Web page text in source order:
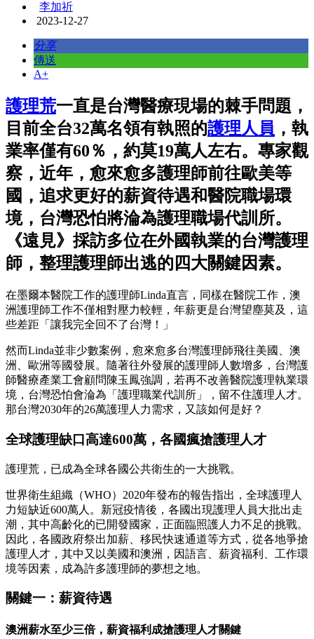
李加祈
2023-12-27
分享
傳送
A+
護理荒一直是台灣醫療現場的棘手問題，
目前全台32萬名領有執照的護理人員 ，執
業率僅有60％，約莫19萬人左右。專家觀
察，近年，愈來愈多護理師前往歐美等
國，追求更好的薪資待遇和醫院職場環
境，台灣恐怕將淪為護理職場代訓所。
《遠見》採訪多位在外國執業的台灣護理
師，整理護理師出逃的四大關鍵因素。
在墨爾本醫院工作的護理師Linda直言，同樣在醫院工作，澳
洲護理師工作不僅相對壓力較輕，年薪更是台灣望塵莫及，這
些差距「讓我完全回不了台灣！」
然而Linda並非少數案例，愈來愈多台灣護理師飛往美國、澳
洲、歐洲等國發展。隨著往外發展的護理師人數增多，台灣護
師醫療產業工會顧問陳玉鳳強調，若再不改善醫院護理執業環
境，台灣恐怕會淪為「護理職業代訓所」，留不住護理人才。
那台灣2030年的26萬護理人力需求，又該如何是好？
全球護理缺口高達600萬，各國瘋搶護理人才
護理荒，已成為全球各國公共衛生的一大挑戰。
世界衛生組織（WHO）2020年發布的報告指出，全球護理人
力短缺近600萬人。新冠疫情後，各國出現護理人員大批出走
潮，其中高齡化的已開發國家，正面臨照護人力不足的挑戰。
因此，各國政府祭出加薪、移民快速通道等方式，從各地爭搶
護理人才，其中又以美國和澳洲，因語言、薪資福利、工作環
境等因素，成為許多護理師的夢想之地。
關鍵一：薪資待遇
澳洲薪水至少三倍，薪資福利成搶護理人才關鍵